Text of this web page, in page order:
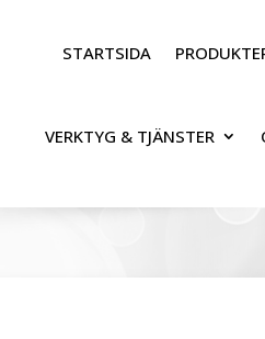
STARTSIDA
VERKTYG & TJÄNSTER